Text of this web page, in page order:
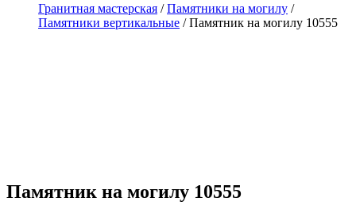
Гранитная мастерская /Памятники на могилу /
Памятники вертикальные /Памятник на могилу 10555
Памятник на могилу 10555